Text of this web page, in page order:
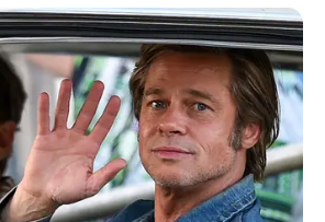
Sijeun 2 ,
2 , 술꾼도시여자들 시즌2
Komedi
Shik